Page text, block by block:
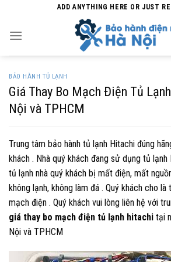
content
ADD ANYTHING HERE OR JUST
BẢO HÀNH TỦ LẠNH
Giá Thay Bo Mạch Điện Tủ
Nội và TPHCM
Trung tâm bảo hành tủ lạnh Hitachi đúng
khách . Nhà quý khách đang sử dụng tủ
tủ lạnh nhà quý khách bị mất điện, mất
không lạnh, không làm đá . Quý khách cho
mạch điện . Quý khách vui lòng liên hệ với
giá thay bo mạch điện tủ lạnh hitachi tại
Nội và TPHCM